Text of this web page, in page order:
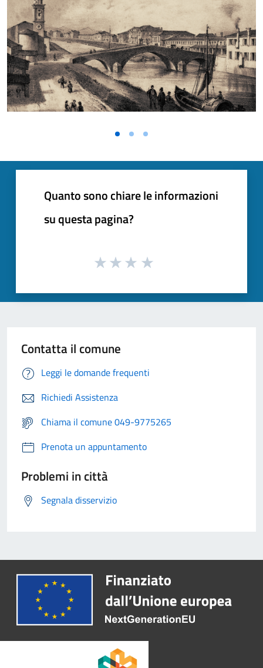
Quanto sono chiare le informazioni
su questa pagina?
Contatta il comune
Leggi le domande frequenti
Richiedi Assistenza
Chiama il comune 049-9775265
Prenota un appuntamento
Problemi in città
Segnala disservizio